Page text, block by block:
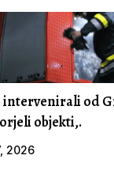
intervenirali od
objekti,.
2026